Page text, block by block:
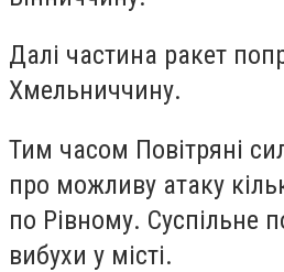
Далі частина ракет
Хмельниччину.
Тим часом Повітряні
про можливу атаку
по Рівному. Суспільне
вибухи у місті.